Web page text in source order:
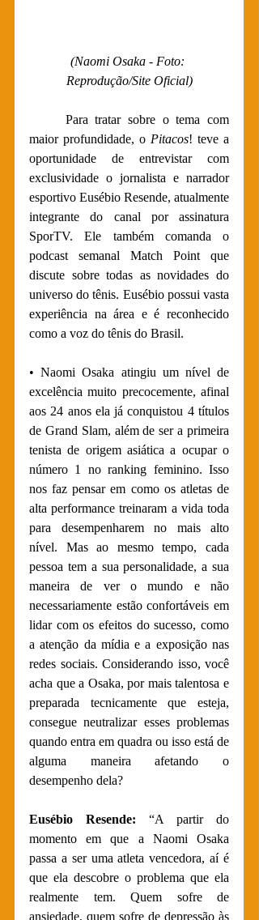
(Naomi Osaka - Foto:
Reprodução/Site Oficial)
Para tratar sobre o tema com
maior profundidade, o Pitacos! teve a
oportunidade de entrevistar com
exclusividade o jornalista e narrador
esportivo Eusébio Resende, atualmente
integrante do canal por assinatura
SporTV. Ele também comanda o
podcast semanal Match Point que
discute sobre todas as novidades do
universo do tênis. Eusébio possui vasta
experiência na área e é reconhecido
como a voz do tênis do Brasil.
• Naomi Osaka atingiu um nível de
excelência muito precocemente, afinal
aos 24 anos ela já conquistou 4 títulos
de Grand Slam, além de ser a primeira
tenista de origem asiática a ocupar o
número 1 no ranking feminino. Isso
nos faz pensar em como os atletas de
alta performance treinaram a vida toda
para desempenharem no mais alto
nível. Mas ao mesmo tempo, cada
pessoa tem a sua personalidade, a sua
maneira de ver o mundo e não
necessariamente estão confortáveis em
lidar com os efeitos do sucesso, como
a atenção da mídia e a exposição nas
redes sociais. Considerando isso, você
acha que a Osaka, por mais talentosa e
preparada tecnicamente que esteja,
consegue neutralizar esses problemas
quando entra em quadra ou isso está de
alguma maneira afetando o
desempenho dela?
Eusébio Resende: “A partir do
momento em que a Naomi Osaka
passa a ser uma atleta vencedora, aí é
que ela descobre o problema que ela
realmente tem. Quem sofre de
ansiedade, quem sofre de depressão às